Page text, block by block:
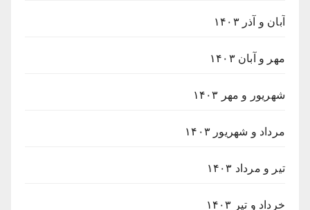
آبان و آذر ۱۴۰۳
مهر و آبان ۱۴۰۳
شهریور و مهر ۱۴۰۳
مرداد و شهریور ۱۴۰۳
تیر و مرداد ۱۴۰۳
خرداد و تیر ۱۴۰۳